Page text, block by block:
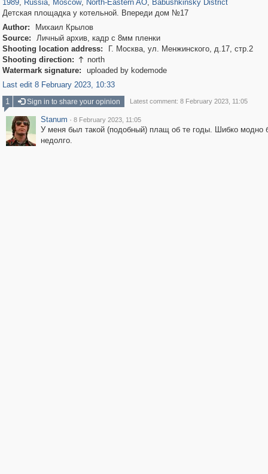
1989, Russia, Moscow, North-Eastern AO, Babushkinsky District
Детская площадка у котельной. Впереди дом №17
Author:
Михаил Крылов
Source:
Личный архив, кадр с 8мм пленки
Shooting location address:
Г. Москва, ул. Менжинского, д.17, стр.2
Shooting direction:  north
Watermark signature:
uploaded by kodemode
Last edit 8 February 2023, 10:33
1
Sign in to share your opinion Latest comment: 8 February 2023, 11:05
Stanum · 8 February 2023, 11:05
У меня был такой (подобный) плащ об те годы. Шибко модно
недолго.